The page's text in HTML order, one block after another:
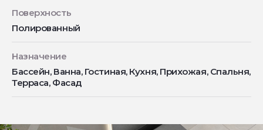
Поверхность
Полированный
Назначение
Бассейн, Ванна, Гостиная, Кухня, Прихожая, Спальня,
Терраса, Фасад